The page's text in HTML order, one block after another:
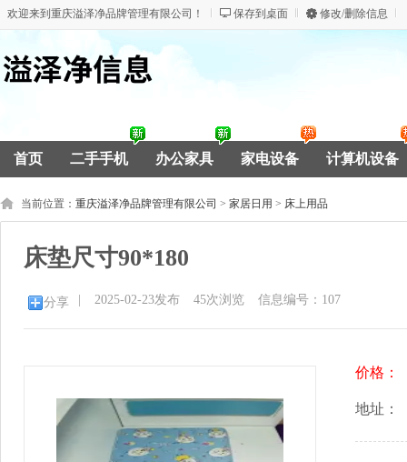
欢迎来到重庆溢泽净品牌管理有限公司！ 保存到桌面 修改/删除信息
首页 二手手机 办公家具 家电设备 计算机设备
当前位置： 重庆溢泽净品牌管理有限公司 > 家居日用 > 床上用品
床垫尺寸90*180
分享 2025-02-23发布 45次浏览 信息编号：107
价格：
地址：